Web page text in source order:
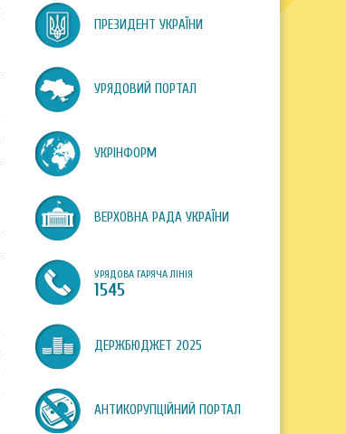
ПРЕЗИДЕНТ УКРАЇНИ
УРЯДОВИЙ ПОРТАЛ
УКРІНФОРМ
ВЕРХОВНА РАДА УКРАЇНИ
УРЯДОВА ГАРЯЧА ЛІНІЯ
1545
ДЕРЖБЮДЖЕТ 2025
АНТИКОРУПЦІЙНИЙ ПОРТАЛ